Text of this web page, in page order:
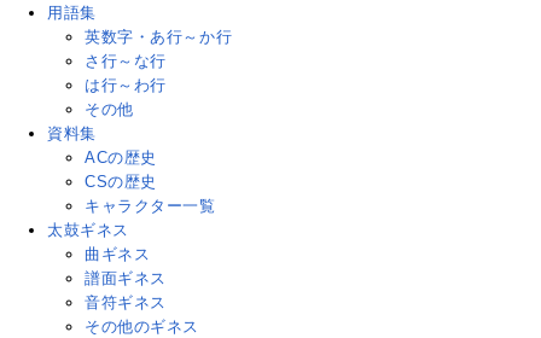
用語集
英数字・あ行～か行
さ行～な行
は行～わ行
その他
資料集
ACの歴史
CSの歴史
キャラクター一覧
太鼓ギネス
曲ギネス
譜面ギネス
音符ギネス
その他のギネス